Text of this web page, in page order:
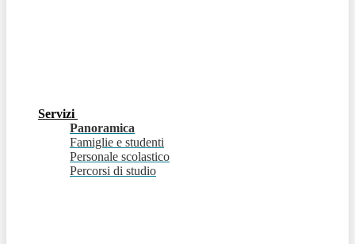
Servizi
Panoramica
Famiglie e studenti
Personale scolastico
Percorsi di studio